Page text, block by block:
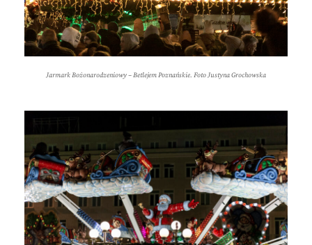
Jarmark Bożonarodzeniowy – Betlejem Poznańskie. Foto Justyna Grochowska